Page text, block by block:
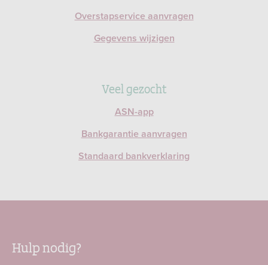
Overstapservice aanvragen
Gegevens wijzigen
Veel gezocht
ASN-app
Bankgarantie aanvragen
Standaard bankverklaring
Hulp nodig?